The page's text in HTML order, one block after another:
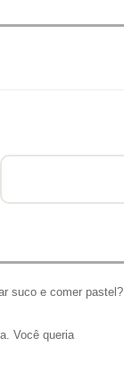
suco e comer pastel?
Você queria